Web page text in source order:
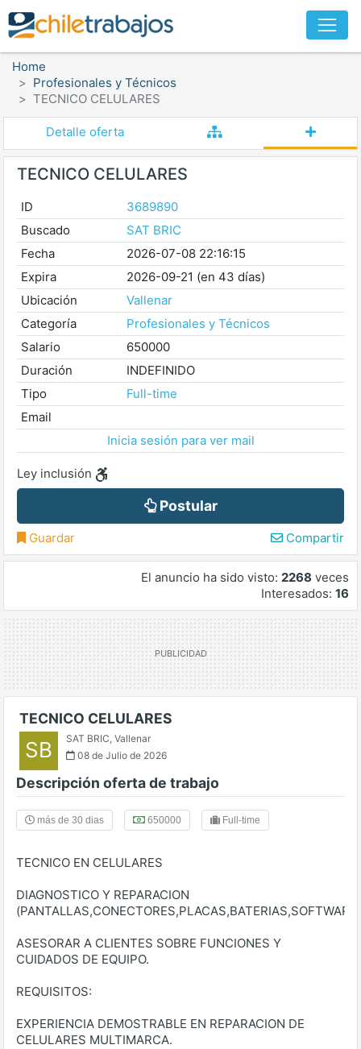
Home
Profesionales y Técnicos
TECNICO CELULARES
Detalle oferta
TECNICO CELULARES
ID
3689890
Buscado
SAT BRIC
Fecha
2026-07-08 22:16:15
Expira
2026-09-21 (en 43 días)
Ubicación
Vallenar
Categoría
Profesionales y Técnicos
Salario
650000
Duración
INDEFINIDO
Tipo
Full-time
Email
Inicia sesión para ver mail
Ley inclusión
Postular
Guardar Compartir
El anuncio ha sido visto: 2268 veces
Interesados: 16
TECNICO CELULARES
SB SAT BRIC, Vallenar
08 de Julio de 2026
Descripción oferta de trabajo
más de 30 dias 650000 Full-time
TECNICO EN CELULARES
DIAGNOSTICO Y REPARACION
ASESORAR A CLIENTES SOBRE FUNCIONES Y
CUIDADOS DE EQUIPO.
REQUISITOS:
EXPERIENCIA DEMOSTRABLE EN REPARACION DE
CELULARES MULTIMARCA.